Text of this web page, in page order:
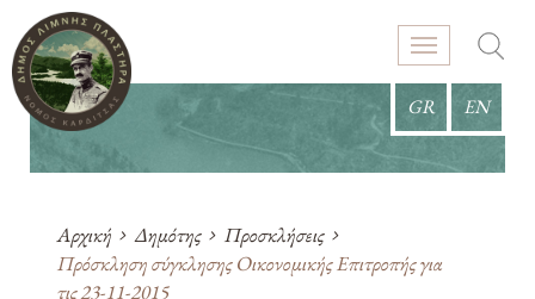
GR EN
Αρχική Δημότης
Προσκλήσεις
Πρόσκληση σύγκλησης Οικονομικής Επιτροπής για
τις 23-11-2015